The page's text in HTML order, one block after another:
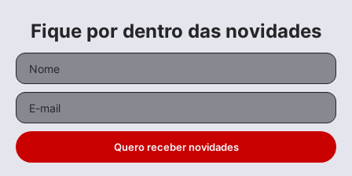
Fique por dentro das novidades
Quero receber novidades